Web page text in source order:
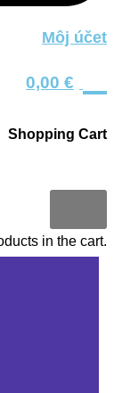
Môj účet
0,00 €
Shopping Cart
in the cart.